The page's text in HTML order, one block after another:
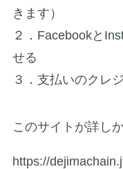
きます）
２．Facebookと
せる
３．支払いのクレ
このサイトが詳し
https://